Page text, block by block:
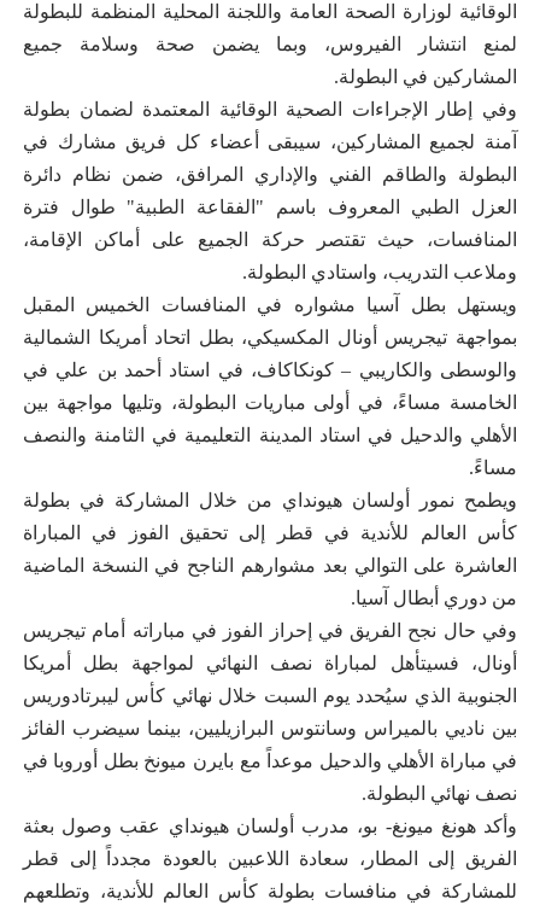
الوقائية لوزارة الصحة العامة واللجنة المحلية المنظمة للبطولة
لمنع انتشار الفيروس، وبما يضمن صحة وسلامة جميع
المشاركين في البطولة.
وفي إطار الإجراءات الصحية الوقائية المعتمدة لضمان بطولة
آمنة لجميع المشاركين، سيبقى أعضاء كل فريق مشارك في
البطولة والطاقم الفني والإداري المرافق، ضمن نظام دائرة
العزل الطبي المعروف باسم "الفقاعة الطبية" طوال فترة
المنافسات، حيث تقتصر حركة الجميع على أماكن الإقامة،
وملاعب التدريب، واستادي البطولة.
ويستهل بطل آسيا مشواره في المنافسات الخميس المقبل
بمواجهة تيجريس أونال المكسيكي، بطل اتحاد أمريكا الشمالية
والوسطى والكاريبي – كونكاكاف، في استاد أحمد بن علي في
الخامسة مساءً، في أولى مباريات البطولة، وتليها مواجهة بين
الأهلي والدحيل في استاد المدينة التعليمية في الثامنة والنصف
مساءً.
ويطمح نمور أولسان هيونداي من خلال المشاركة في بطولة
كأس العالم للأندية في قطر إلى تحقيق الفوز في المباراة
العاشرة على التوالي بعد مشوارهم الناجح في النسخة الماضية
من دوري أبطال آسيا.
وفي حال نجح الفريق في إحراز الفوز في مباراته أمام تيجريس
أونال، فسيتأهل لمباراة نصف النهائي لمواجهة بطل أمريكا
الجنوبية الذي سيُحدد يوم السبت خلال نهائي كأس ليبرتادوريس
بين ناديي بالميراس وسانتوس البرازيليين، بينما سيضرب الفائز
في مباراة الأهلي والدحيل موعداً مع بايرن ميونخ بطل أوروبا في
نصف نهائي البطولة.
وأكد هونغ ميونغ- بو، مدرب أولسان هيونداي عقب وصول بعثة
الفريق إلى المطار، سعادة اللاعبين بالعودة مجدداً إلى قطر
للمشاركة في منافسات بطولة كأس العالم للأندية، وتطلعهم